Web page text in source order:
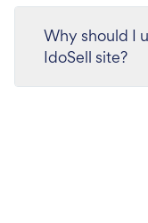
Why should I
IdoSell site?